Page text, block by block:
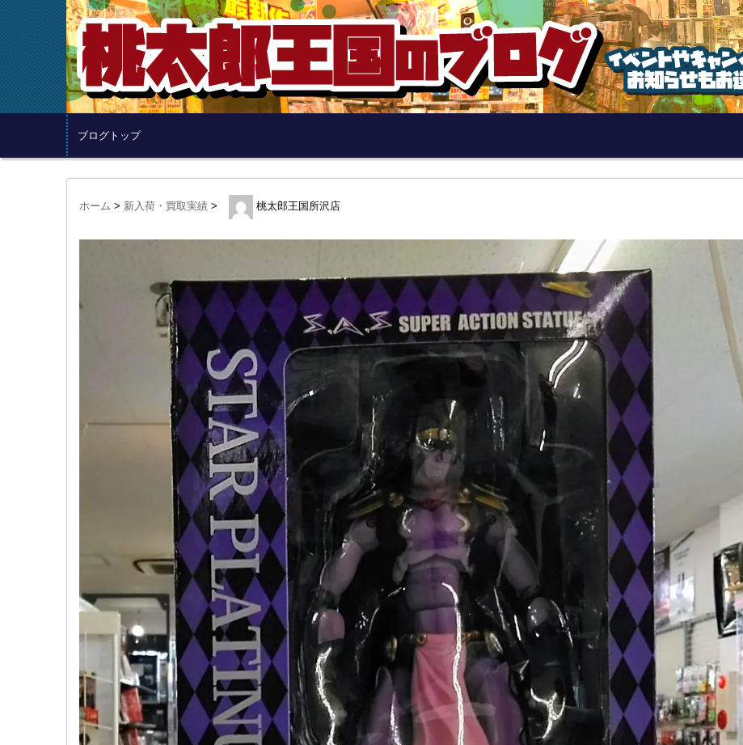
ブログトップ
ホーム > 新入荷・買取実績 > 桃太郎王国所沢店